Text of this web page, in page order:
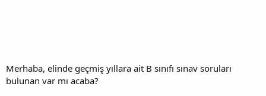
Merhaba, elinde geçmiş yıllara ait B sınıfı sınav soruları
bulunan var mı acaba?